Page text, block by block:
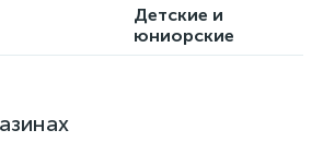
Детские и
юниорские